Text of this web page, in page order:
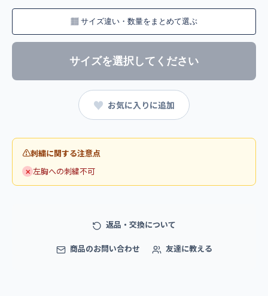
▦ サイズ違い・数量をまとめて選ぶ
サイズを選択してください
♥ お気に入りに追加
刺繍に関する注意点
✕ 左胸への刺繍不可
返品・交換について
商品のお問い合わせ 友達に教える